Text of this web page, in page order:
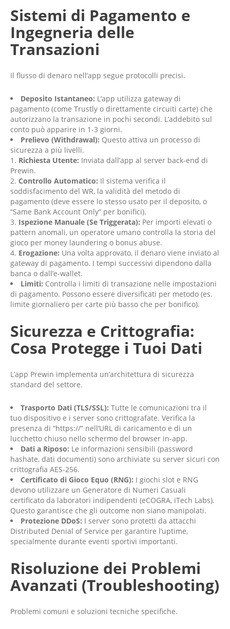
Sistemi di Pagamento e
Ingegneria delle
Transazioni
Il flusso di denaro nell’app segue protocolli precisi.
Deposito Istantaneo: L’app utilizza gateway di
pagamento (come Trustly o direttamente circuiti carte) che
autorizzano la transazione in pochi secondi. L’addebito sul
conto può apparire in 1-3 giorni.
Prelievo (Withdrawal): Questo attiva un processo di
sicurezza a più livelli.
Richiesta Utente: Inviata dall’app al server back-end di
Prewin.
Controllo Automatico: Il sistema verifica il
soddisfacimento del WR, la validità del metodo di
pagamento (deve essere lo stesso usato per il deposito, o
“Same Bank Account Only” per bonifici).
Ispezione Manuale (Se Triggerata): Per importi elevati o
pattern anomali, un operatore umano controlla la storia del
gioco per money laundering o bonus abuse.
Erogazione: Una volta approvato, il denaro viene inviato al
gateway di pagamento. I tempi successivi dipendono dalla
banca o dall’e-wallet.
Limiti: Controlla i limiti di transazione nelle impostazioni
di pagamento. Possono essere diversificati per metodo (es.
limite giornaliero per carte più basso che per bonifico).
Sicurezza e Crittografia:
Cosa Protegge i Tuoi Dati
L’app Prewin implementa un’architettura di sicurezza
standard del settore.
Trasporto Dati (TLS/SSL): Tutte le comunicazioni tra il
tuo dispositivo e i server sono crittografate. Verifica la
presenza di “https://” nell’URL di caricamento e di un
lucchetto chiuso nello schermo del browser in-app.
Dati a Riposo: Le informazioni sensibili (password
hashate, dati documenti) sono archiviate su server sicuri con
crittografia AES-256.
Certificato di Gioco Equo (RNG): I giochi slot e RNG
devono utilizzare un Generatore di Numeri Casuali
certificato da laboratori indipendenti (eCOGRA, iTech Labs).
Questo garantisce che gli outcome non siano manipolati.
Protezione DDoS: I server sono protetti da attacchi
Distributed Denial of Service per garantire l’uptime,
specialmente durante eventi sportivi importanti.
Risoluzione dei Problemi
Avanzati (Troubleshooting)
Problemi comuni e soluzioni tecniche specifiche.